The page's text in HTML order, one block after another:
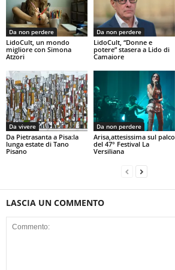
Da non perdere
LidoCult, un mondo
migliore con Simona
Atzori
Da non perdere
LidoCult, “Donne e
potere” stasera a Lido di
Camaiore
Da vivere
Da Pietrasanta a Pisa:la
lunga estate di Tano
Pisano
Da non perdere
Arisa,attesissima sul palco
del 47° Festival La
Versiliana
LASCIA UN COMMENTO